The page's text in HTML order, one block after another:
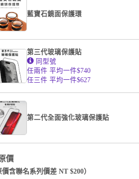
藍寶石鏡面保護環
第三代玻璃保護貼
同型號
任兩件 平均一件$740
任三件 平均一件$627
第二代全面強化玻璃保護貼
價
價含聯名系列 價差 NT $200）